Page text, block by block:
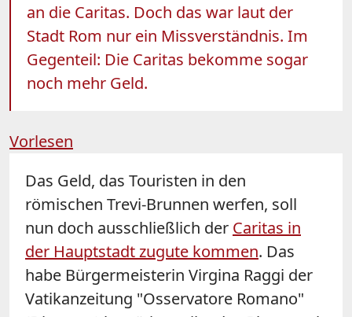
an die Caritas. Doch das war laut der
Stadt Rom nur ein Missverständnis. Im
Gegenteil: Die Caritas bekomme sogar
noch mehr Geld.
Vorlesen
Das Geld, das Touristen in den
römischen Trevi-Brunnen werfen, soll
nun doch ausschließlich der Caritas in
der Hauptstadt zugute kommen. Das
habe Bürgermeisterin Virgina Raggi der
Vatikanzeitung "Osservatore Romano"